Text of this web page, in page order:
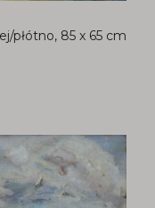
płótno, 85 x 65 cm